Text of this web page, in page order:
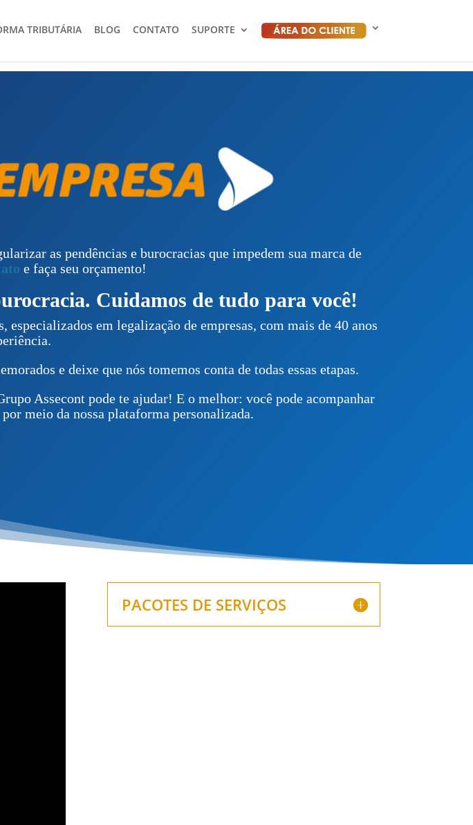
TRIBUTÁRIA BLOG CONTATO SUPORTE
as pendências e burocracias que impedem sua marca de
e faça seu orçamento!
Cuidamos de tudo para você!
em legalização de empresas, com mais de 40 anos
e deixe que nós tomemos conta de todas essas etapas.
Assecont pode te ajudar! E o melhor: você pode acompanhar
meio da nossa plataforma personalizada.
PACOTES DE SERVIÇOS